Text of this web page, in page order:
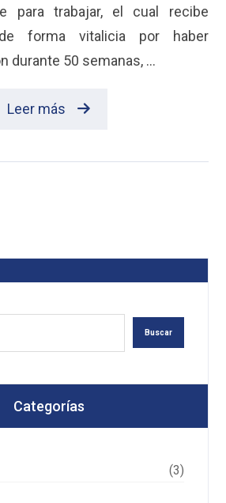
para trabajar, el cual recibe
forma vitalicia por haber
durante 50 semanas, ...
Leer más
Categorías
(3)